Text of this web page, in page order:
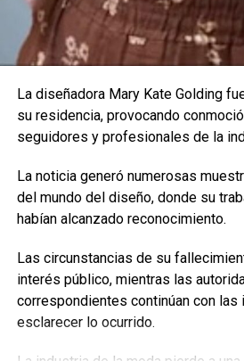
Enfoque Now
Enfoque Now es una plataforma
informar a la comunidad latina acerca
que suceden a nivel local e
La diseñadora Mary Kate Golding
su residencia, provocando
seguidores y profesionales de la
La noticia generó numerosas
del mundo del diseño, donde su
habían alcanzado reconocimiento.
Las circunstancias de su
interés público, mientras las
correspondientes continúan con las
esclarecer lo ocurrido.